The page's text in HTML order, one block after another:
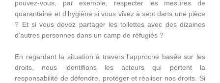
pouvez-vous, par exemple, respecter les mesures de
quarantaine et d’hygiène si vous vivez à sept dans une pièce
? Et si vous devez partager les toilettes avec des dizaines
d’autres personnes dans un camp de réfugiés ?
En regardant la situation à travers l’approche basée sur les
droits, nous identifions les acteurs qui portent la
responsabilité de défendre, protéger et réaliser nos droits. Si